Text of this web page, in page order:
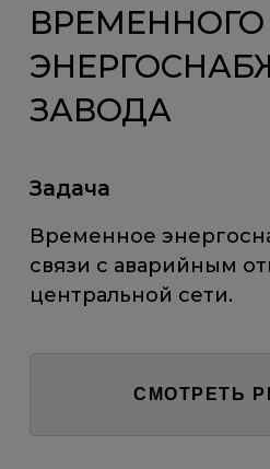
ВРЕМЕННОГО
ЗАВОДА
Задача
Временное
связи с аварийным
центральной сети.
СМОТРЕТЬ